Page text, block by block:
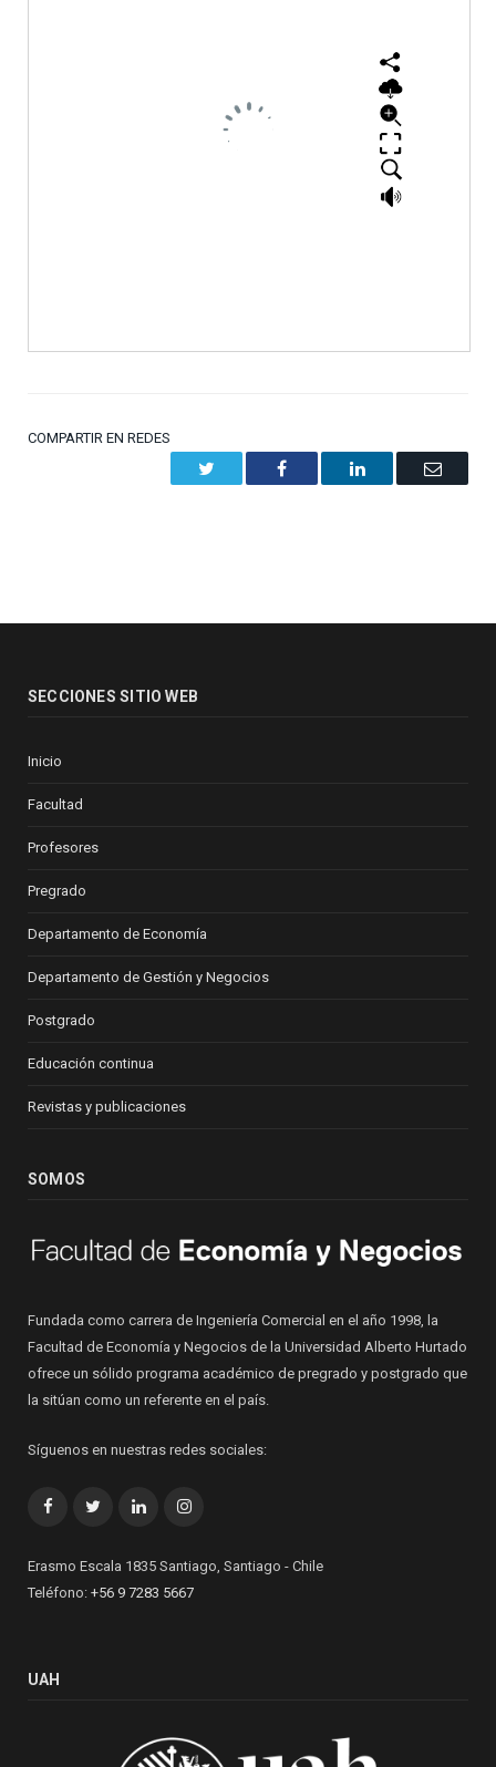
COMPARTIR EN REDES
Facebook LinkedIn Email
SECCIONES SITIO WEB
Inicio
Facultad
Profesores
Pregrado
Departamento de Economía
Departamento de Gestión y Negocios
Postgrado
Educación continua
Revistas y publicaciones
SOMOS
Fundada como carrera de Ingeniería Comercial en el año 1998, la
Facultad de Economía y Negocios de la Universidad Alberto Hurtado
ofrece un sólido programa académico de pregrado y postgrado que
la sitúan como un referente en el país.
Síguenos en nuestras redes sociales:
FacebookTwitterLinkedInInstagram
Erasmo Escala 1835 Santiago, Santiago - Chile
Teléfono: +56 9 7283 5667
UAH